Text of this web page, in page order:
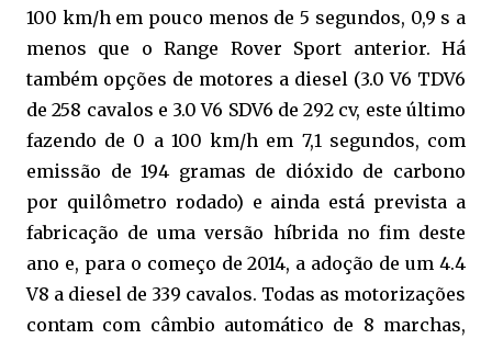
100 km/h em pouco menos de 5 segundos, 0,9 s a
menos que o Range Rover Sport anterior. Há
também opções de motores a diesel (3.0 V6 TDV6
de 258 cavalos e 3.0 V6 SDV6 de 292 cv, este último
fazendo de 0 a 100 km/h em 7,1 segundos, com
emissão de 194 gramas de dióxido de carbono
por quilômetro rodado) e ainda está prevista a
fabricação de uma versão híbrida no fim deste
ano e, para o começo de 2014, a adoção de um 4.4
V8 a diesel de 339 cavalos. Todas as motorizações
contam com câmbio automático de 8 marchas,